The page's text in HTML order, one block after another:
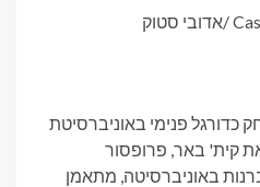
/אדובי סטוק
כדורגל פנימי באוניברסיטת
את קית' באר, פרופסור
באוניברסיטה, מתאמן